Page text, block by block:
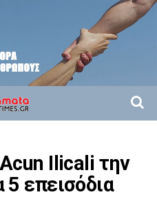
Ilicali την
5 επεισόδια